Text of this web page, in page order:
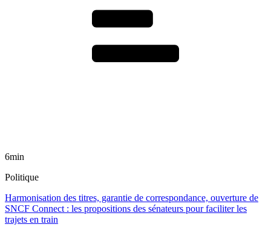
6min
Politique
Harmonisation des titres, garantie de correspondance, ouverture de
SNCF Connect : les propositions des sénateurs pour faciliter les
trajets en train